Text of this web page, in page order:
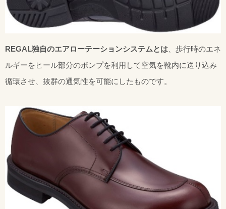
REGAL独自のエアローテーションシステムとは 、歩行時のエネ
ルギーをヒール部分のポンプを利用して空気を靴内に送り込み
循環させ、抜群の通気性を可能にしたものです。